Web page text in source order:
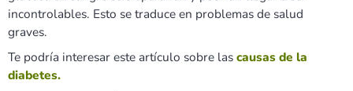
incontrolables. Esto se traduce en problemas de salud
graves.
Te podría interesar este artículo sobre lascausas de la
diabetes.